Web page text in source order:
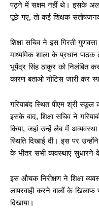
पढ़ने में सक्षम नहीं थे। इसके
पूछे गए, तो कई शिक्षक
शिक्षा सचिव ने इस गिरती
माध्यमिक शाला के प्रधान
भूपेंद्र सिंह ठाकुर को निलंबित
कारण बताओ नोटिस जारी कर
गरियाबंद स्थित पीएम श्री स्कूल
इसके बाद, शिक्षा सचिव ने
किया, जहां उन्हें लैब में
स्थिति दिखाई दी। इस पर उन्होंने
के भीतर सभी व्यवस्थाएं सुधारने
इस औचक निरीक्षण ने शिक्षा
लापरवाही करने वालों के
दिखाया।